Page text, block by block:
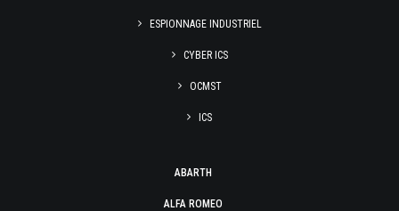
ESPIONNAGE INDUSTRIEL
CYBER ICS
OCMST
ICS
ABARTH
ALFA ROMEO